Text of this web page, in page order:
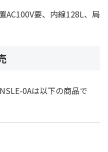
AC100V要、内線128L、局
0Aは以下の商品で